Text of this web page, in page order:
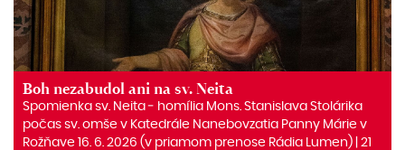
Boh nezabudol ani na sv. Neita
Spomienka sv. Neita ‒ homília Mons. Stanislava Stolárika
počas sv. omše v Katedrále Nanebovzatia Panny Márie v
Rožňave 16. 6. 2026 (v priamom prenose Rádia Lumen) | 21